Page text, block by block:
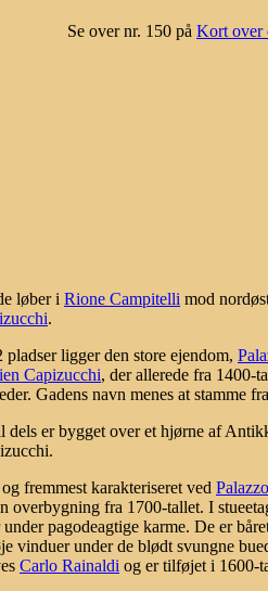
Se over nr. 150 på Kort over
løber i Rione Campitelli mod
.
pladser ligger den store ejendom,
Capizucchi, der allerede fra 1400-
Gadens navn menes at stamme
dels er bygget over et hjørne af
fremmest karakteriseret ved
overbygning fra 1700-tallet. I
pagodeagtige karme. De er
vinduer under de blødt svungne
Carlo Rainaldi og er tilføjet i 1600-